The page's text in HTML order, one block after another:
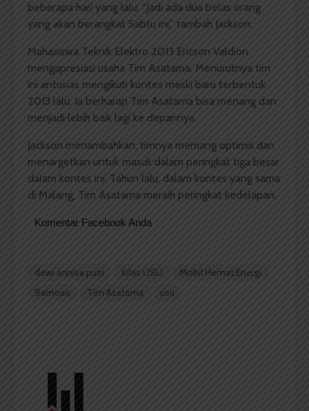
beberapa hari yang lalu. “Jadi ada dua belas orang
yang akan berangkat Sabtu ini,” tambah Jackson.
Mahasiswa Teknik Elektro 2013 Ericson Valdion
mengapresiasi usaha Tim Asatama. Menurutnya tim
ini antusias mengikuti kontes meski baru terbentuk
2013 lalu. Ia berharap Tim Asatama bisa menang dan
menjadi lebih baik lagi ke depannya.
Jackson menambahkan, timnya memang optimis dan
menargetkan untuk masuk dalam peringkat tiga besar
dalam kontes ini. Tahun lalu, dalam kontes yang sama
di Malang, Tim Asatama meraih peringkat kedelapan.
Komentar Facebook Anda
dewi annisa putri Kilas USU
Mobil Hemat Energi
Samosir
Tim Asatama usu